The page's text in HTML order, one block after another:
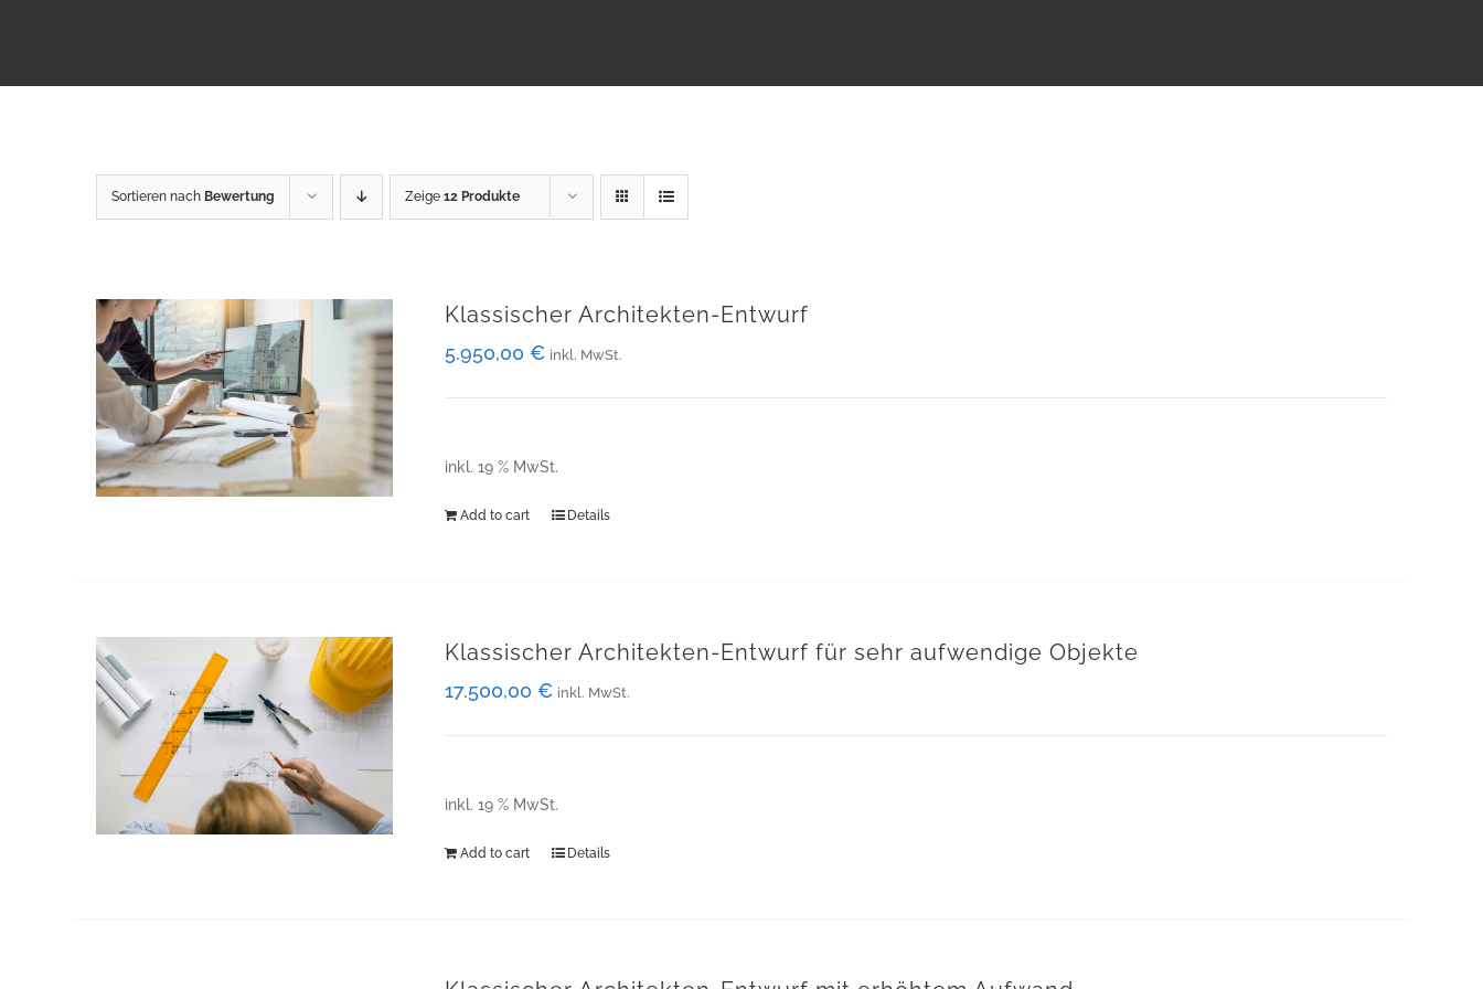
Sortieren nach Bewertung Zeige 12 Produkte
Klassischer Architekten-Entwurf
5.950,00 € inkl. MwSt.
inkl. 19 % MwSt.
Add to cart Details
Klassischer Architekten-Entwurf für sehr aufwendige Objekte
17.500,00 € inkl. MwSt.
inkl. 19 % MwSt.
Add to cart Details